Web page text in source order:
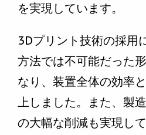
を実現しています。
3Dプリント技術の採用
方法では不可能だった
なり、装置全体の効率
上しました。また、製
の大幅な削減も実現し